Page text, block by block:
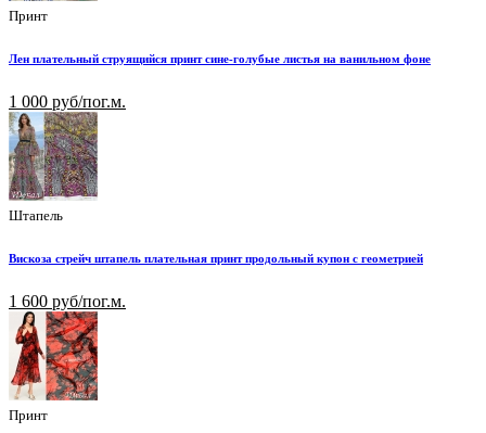
Принт
Лен плательный струящийся принт сине-голубые листья на ванильном фоне
1 000 руб/пог.м.
Штапель
Вискоза стрейч штапель плательная принт продольный купон с геометрией
1 600 руб/пог.м.
Принт